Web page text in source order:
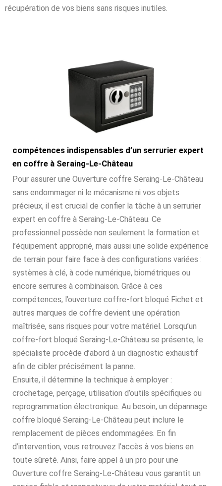
récupération de vos biens sans risques inutiles.
compétences indispensables d’un serrurier expert
en coffre à Seraing-Le-Château
Pour assurer une Ouverture coffre Seraing-Le-Château
sans endommager ni le mécanisme ni vos objets
précieux, il est crucial de confier la tâche à un serrurier
expert en coffre à Seraing-Le-Château. Ce
professionnel possède non seulement la formation et
l’équipement approprié, mais aussi une solide expérience
de terrain pour faire face à des configurations variées :
systèmes à clé, à code numérique, biométriques ou
encore serrures à combinaison. Grâce à ces
compétences, l’ouverture coffre-fort bloqué Fichet et
autres marques de coffre devient une opération
maîtrisée, sans risques pour votre matériel. Lorsqu’un
coffre-fort bloqué Seraing-Le-Château se présente, le
spécialiste procède d’abord à un diagnostic exhaustif
afin de cibler précisément la panne.
Ensuite, il détermine la technique à employer :
crochetage, perçage, utilisation d’outils spécifiques ou
reprogrammation électronique. Au besoin, un dépannage
coffre bloqué Seraing-Le-Château peut inclure le
remplacement de pièces endommagées. En fin
d’intervention, vous retrouvez l’accès à vos biens en
toute sûreté. Ainsi, faire appel à un pro pour une
Ouverture coffre Seraing-Le-Château vous garantit un